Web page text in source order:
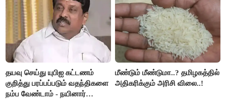
தயவு செய்து யுபிஐ கட்டணம்
குறித்து பரப்பப்படும் வதந்திகளை
நம்ப வேண்டாம் - நயினார்
மீண்டும் மீண்டுமா..? தமிழகத்தில்
அதிகரிக்கும் அரிசி விலை..!